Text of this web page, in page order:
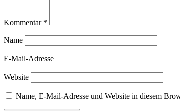
Kommentar *
Name
E-Mail-Adresse
Website
Name, E-Mail-Adresse und Website in diesem